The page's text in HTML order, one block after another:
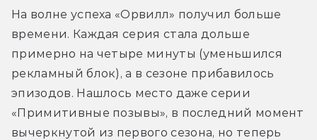
На волне успеха «Орвилл» получил больше
времени. Каждая серия стала дольше
примерно на четыре минуты (уменьшился
рекламный блок), а в сезоне прибавилось
эпизодов. Нашлось место даже серии
«Примитивные позывы», в последний момент
вычеркнутой из первого сезона, но теперь